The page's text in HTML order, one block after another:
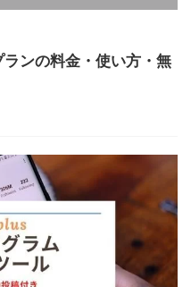
ンの料金・使い方・無